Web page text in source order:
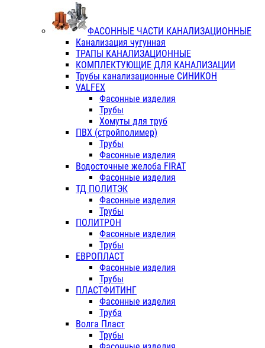
ФАСОННЫЕ ЧАСТИ КАНАЛИЗАЦИОННЫЕ
Канализация чугунная
ТРАПЫ КАНАЛИЗАЦИОННЫЕ
КОМПЛЕКТУЮЩИЕ ДЛЯ КАНАЛИЗАЦИИ
Трубы канализационные СИНИКОН
VALFEX
Фасонные изделия
Трубы
Хомуты для труб
ПВХ (стройполимер)
Трубы
Фасонные изделия
Водосточные желоба FIRAT
Фасонные изделия
ТД ПОЛИТЭК
Фасонные изделия
Трубы
ПОЛИТРОН
Фасонные изделия
Трубы
ЕВРОПЛАСТ
Фасонные изделия
Трубы
ПЛАСТФИТИНГ
Фасонные изделия
Труба
Волга Пласт
Трубы